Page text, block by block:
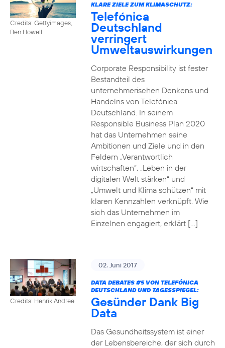
Credits: Gettyimages,
Ben Howell
KLARE ZIELE ZUM KLIMASCHUTZ:
Telefónica
Deutschland
verringert
Umweltauswirkungen
Corporate Responsibility ist fester
Bestandteil des
unternehmerischen Denkens und
Handelns von Telefónica
Deutschland. In seinem
Responsible Business Plan 2020
hat das Unternehmen seine
Ambitionen und Ziele und in den
Feldern „Verantwortlich
wirtschaften“, „Leben in der
digitalen Welt stärken“ und
„Umwelt und Klima schützen“ mit
klaren Kennzahlen verknüpft. Wie
sich das Unternehmen im
Einzelnen engagiert, erklärt […]
Credits: Henrik Andree
02. Juni 2017
DATA DEBATES #5VON TELEFÓNICA
DEUTSCHLAND UND TAGESSPIEGEL:
Gesünder Dank Big
Data
Das Gesundheitssystem ist einer
der Lebensbereiche, der sich durch